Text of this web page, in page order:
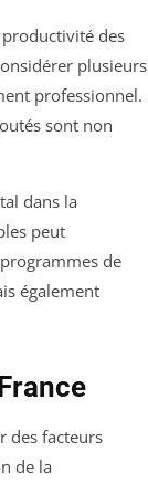
des
plusieurs
professionnel.
sont non
dans la
peut
de
également
des facteurs
de la